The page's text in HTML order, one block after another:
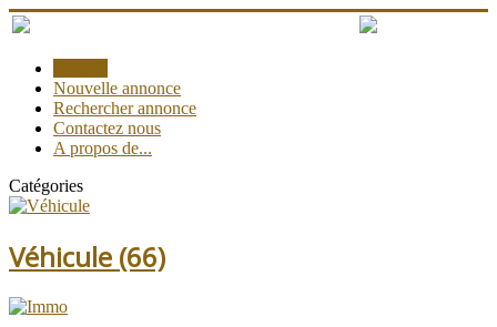
Nouvelle annonce
Rechercher annonce
Contactez nous
A propos de...
Catégories
Véhicule (66)